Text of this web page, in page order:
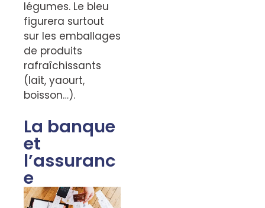
légumes. Le bleu
figurera surtout
sur les emballages
de produits
rafraîchissants
(lait, yaourt,
boisson…).
La banque
et
l’assuranc
e